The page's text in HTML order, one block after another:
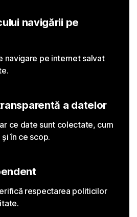
navigării pe
navigare pe internet salvat
a datelor
ce date sunt colectate, cum
în ce scop.
respectarea politicilor